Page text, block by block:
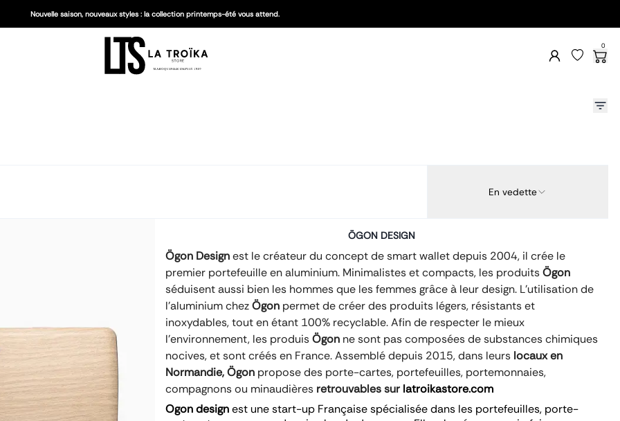
Nouvelle saison, nouveaux styles : la collection printemps-été vous attend.
0
En vedette
ÖGON DESIGN
Ögon Designest le créateur du concept de smart wallet depuis 2004, il crée le
premier portefeuille en aluminium. Minimalistes et compacts, les produitsÖgon
séduisent aussi bien les hommes que les femmes grâce à leur design. L’utilisation de
l’aluminium chezÖgonpermet de créer des produits légers, résistants et
inoxydables, tout en étant 100% recyclable. Afin de respecter le mieux
l’environnement, les produisÖgonne sont pas composées de substances chimiques
nocives, et sont créés en France. Assemblé depuis 2015, dans leurs locaux en
Normandie, Ögon propose des porte-cartes, portefeuilles, portemonnaies,
compagnons ou minaudières retrouvables sur latroikastore.com
Ogon design est une start-up Française spécialisée dans les portefeuilles, porte-